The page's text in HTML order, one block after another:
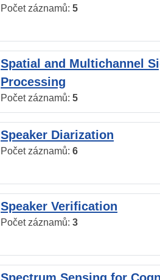
Počet záznamů: 5
Spatial and Multichannel
Processing
Počet záznamů: 5
Speaker Diarization
Počet záznamů: 6
Speaker Verification
Počet záznamů: 3